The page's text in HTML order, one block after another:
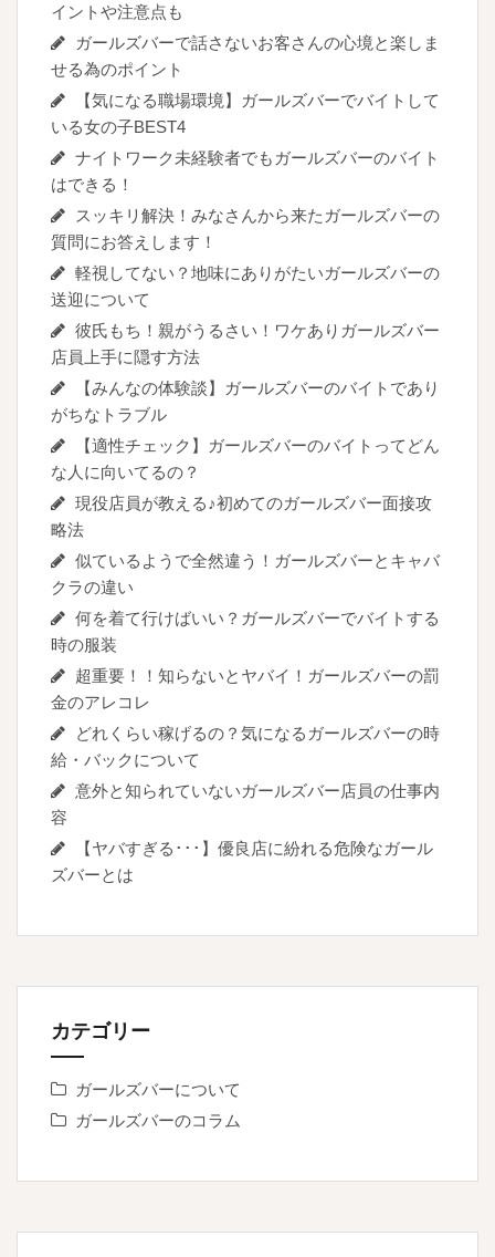
イントや注意点も
ガールズバーで話さないお客さんの心境と楽しま
せる為のポイント
【気になる職場環境】ガールズバーでバイトして
いる女の子BEST4
ナイトワーク未経験者でもガールズバーのバイト
はできる！
スッキリ解決！みなさんから来たガールズバーの
質問にお答えします！
軽視してない？地味にありがたいガールズバーの
送迎について
彼氏もち！親がうるさい！ワケありガールズバー
店員上手に隠す方法
【みんなの体験談】ガールズバーのバイトであり
がちなトラブル
【適性チェック】ガールズバーのバイトってどん
な人に向いてるの？
現役店員が教える♪初めてのガールズバー面接攻
略法
似ているようで全然違う！ガールズバーとキャバ
クラの違い
何を着て行けばいい？ガールズバーでバイトする
時の服装
超重要！！知らないとヤバイ！ガールズバーの罰
金のアレコレ
どれくらい稼げるの？気になるガールズバーの時
給・バックについて
意外と知られていないガールズバー店員の仕事内
容
【ヤバすぎる･･･】優良店に紛れる危険なガール
ズバーとは
カテゴリー
ガールズバーについて
ガールズバーのコラム